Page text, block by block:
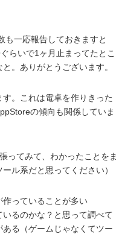
も一応報告しておきますと
らいで1ヶ月止まってたとこ
。ありがとうございます。
。これは電卓を作りきった
の傾向も関係していま
ってみて、わかったことをま
ル系だと思ってください）
作っていることが多い
いるのかな？と思って調べて
る（ゲームじゃなくてツー